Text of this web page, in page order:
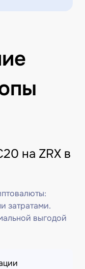
на ZRX в
затратами.
выгодой